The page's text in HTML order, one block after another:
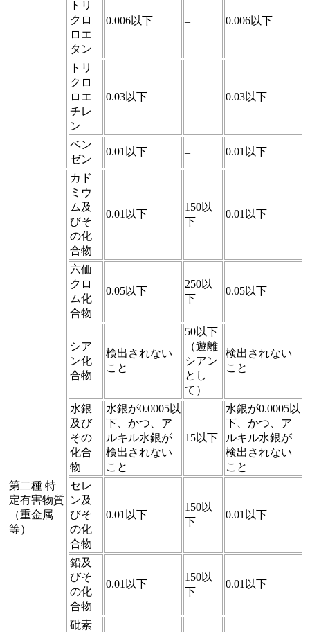
トリ
クロ
ロエ
タン
0.006以下 – 0.006以下
トリ
クロ
ロエ
チレ
ン
0.03以下 – 0.03以下
ベン
ゼン
0.01以下 – 0.01以下
第二種 特
定有害物質
（重金属
等）
カド
ミウ
ム及
びそ
の化
合物
0.01以下
150以
下
0.01以下
六価
クロ
ム化
合物
0.05以下
250以
下
0.05以下
シア
ン化
合物
検出されない
こと
50以下
（遊離
シアン
とし
て）
検出されない
こと
水銀
及び
その
化合
物
水銀が0.0005以
下、かつ、ア
ルキル水銀が
検出されない
こと
15以下
水銀が0.0005以
下、かつ、ア
ルキル水銀が
検出されない
こと
セレ
ン及
びそ
の化
合物
0.01以下
150以
下
0.01以下
鉛及
びそ
の化
合物
0.01以下
150以
下
0.01以下
砒素